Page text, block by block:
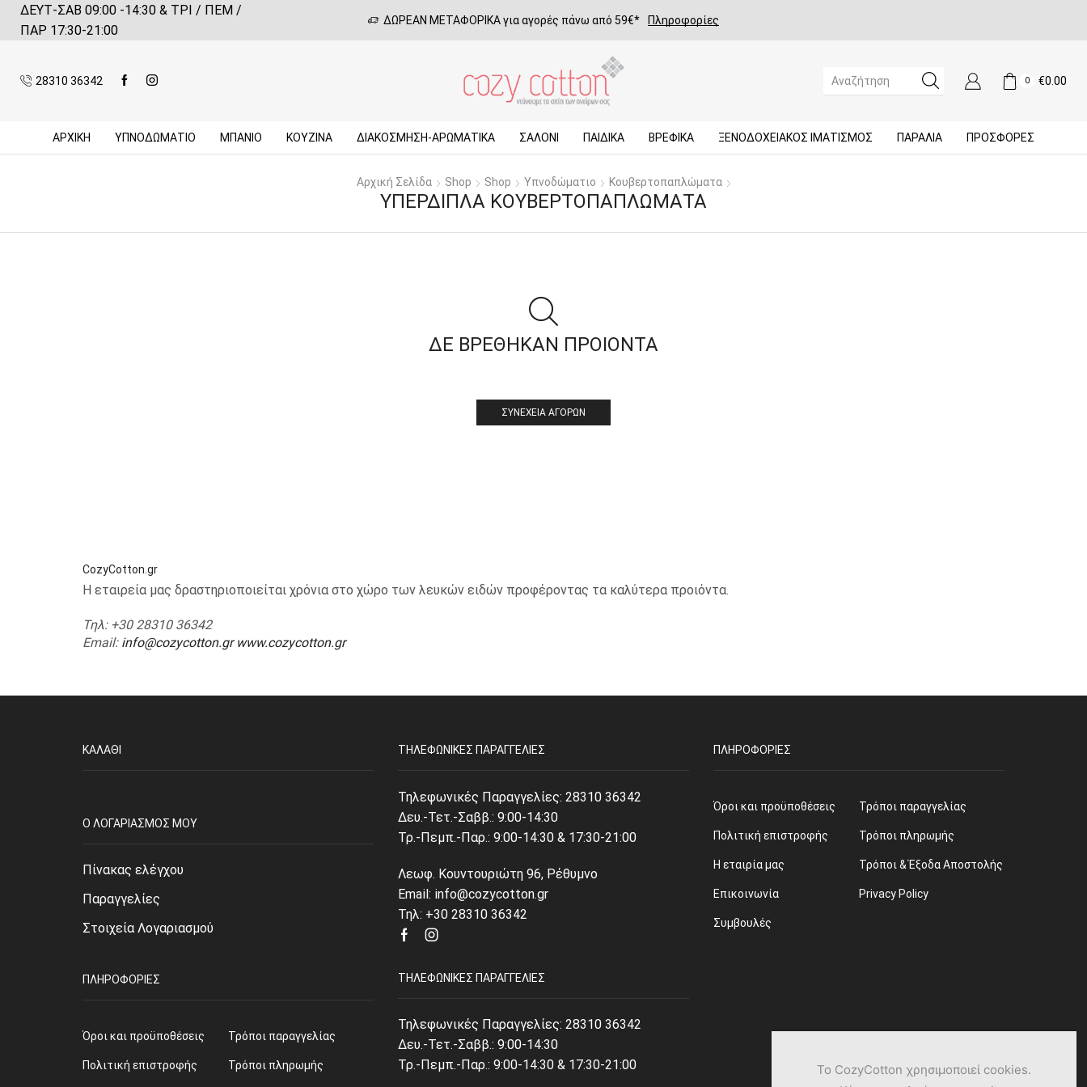
ΔΕΥΤ-ΣΑΒ 09:00 -14:30 & ΤΡΙ / ΠΕΜ /
ΠΑΡ 17:30-21:00
ΔΩΡΕΑΝ ΜΕΤΑΦΟΡΙΚΑ για αγορές πάνω από 59€* Πληροφορίες
28310 36342
SEARCH
0 €0.00
ΑΡΧΙΚΉ ΥΠΝΟΔΩΜΑΤΙΟ ΜΠΆΝΙΟ ΚΟΥΖΊΝΑ ΔΙΑΚΟΣΜΗΣΗ-ΑΡΩΜΑΤΙΚΑ ΣΑΛΌΝΙ ΠΑΙΔΙΚΆ ΒΡΕΦΙΚΆ ΞΕΝΟΔΟΧΕΙΑΚΌΣ ΙΜΑΤΙΣΜΌΣ ΠΑΡΑΛΙΑ ΠΡΟΣΦΟΡΈΣ
Αρχική Σελίδα Shop Shop Υπνοδώματιο Κουβερτοπαπλώματα
ΥΠΈΡΔΙΠΛΑ ΚΟΥΒΕΡΤΟΠΑΠΛΏΜΑΤΑ
ΔΕ ΒΡΕΘΗΚΑΝ ΠΡΟΙΟΝΤΑ
ΣΥΝΈΧΕΙΑ ΑΓΟΡΏΝ
CozyCotton.gr
Η εταιρεία μας δραστηριοποιείται χρόνια στο χώρο των λευκών ειδών προφέροντας τα καλύτερα προιόντα.
Τηλ: +30 28310 36342
Email: info@cozycotton.gr www.cozycotton.gr
ΚΑΛΆΘΙ
O ΛΟΓΑΡΙΑΣΜΌΣ ΜΟΥ
Πίνακας ελέγχου
Παραγγελίες
Στοιχεία Λογαριασμού
ΠΛΗΡΟΦΟΡΊΕΣ
Όροι και προϋποθέσεις
Πολιτική επιστροφής
Τρόποι παραγγελίας
Τρόποι πληρωμής
ΤΗΛΕΦΩΝΙΚΈΣ ΠΑΡΑΓΓΕΛΊΕΣ
Τηλεφωνικές Παραγγελίες: 28310 36342
Δευ.-Τετ.-Σαββ.: 9:00-14:30
Τρ.-Πεμπ.-Παρ.: 9:00-14:30 & 17:30-21:00
Λεωφ. Κουντουριώτη 96, Ρέθυμνο
Email: info@cozycotton.gr
Τηλ: +30 28310 36342
FacebookInstagram
ΤΗΛΕΦΩΝΙΚΈΣ ΠΑΡΑΓΓΕΛΊΕΣ
Τηλεφωνικές Παραγγελίες: 28310 36342
Δευ.-Τετ.-Σαββ.: 9:00-14:30
Τρ.-Πεμπ.-Παρ.: 9:00-14:30 & 17:30-21:00
ΠΛΗΡΟΦΟΡΊΕΣ
Όροι και προϋποθέσεις
Πολιτική επιστροφής
Η εταιρία μας
Επικοινωνία
Συμβουλές
Τρόποι παραγγελίας
Τρόποι πληρωμής
Τρόποι & Έξοδα Αποστολής
Privacy Policy
Το CozyCotton χρησιμοποιεί cookies.